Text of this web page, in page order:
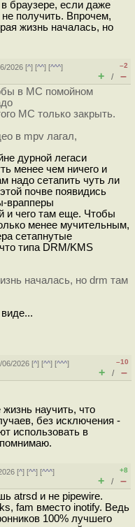
браузере, если даже
получить. Впрочем,
жизнь началась, но
2026 [^] [^^] [^^^]
–2
+ / –
в MC помойном
MC только закрыть.
в mpv лагал,
дурной легаси
менее чем ничего и
надо сетапить чуть ли
почве появидись
врапперы
чего там еще. Чтобы
менее мучительным,
сетапнутые
типа DRM/KMS
началась, но drm там
06/2026 [^] [^^] [^^^]
–10
+ / –
научить, что
без исключения -
использовать в
помнимаю.
[^] [^^] [^^^]
+8
+ / –
atrsd и не pipewire.
fam вместо inotify. Ведь
100% лучшего